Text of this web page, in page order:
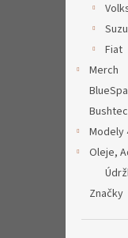
Fiat
Merch
Modely
Oleje,
Značky